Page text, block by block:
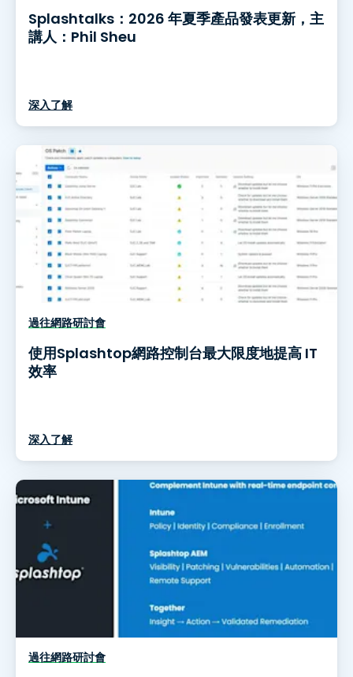
Splashtalks：2026 年夏季產品發表更新，主
講人：Phil Sheu
深入了解
過往網路研討會
使用Splashtop網路控制台最大限度地提高 IT
效率
深入了解
過往網路研討會